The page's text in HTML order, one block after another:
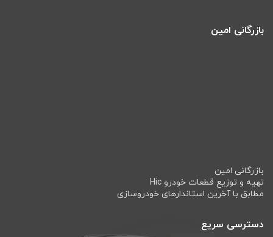
بازرگانی امین
بازرگانی امین
تهیه و توزیع قطعات خودرو Hic
مطابق با آخرین استاندارهای خودروسازی
دسترسی سریع